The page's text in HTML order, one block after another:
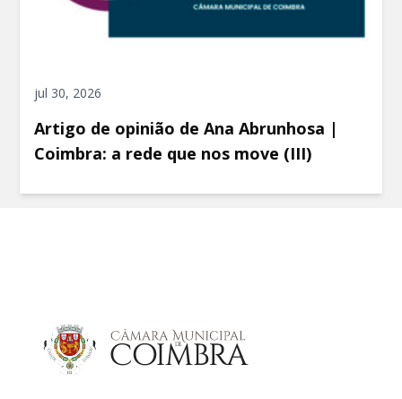
jul 30, 2026
Artigo de opinião de Ana Abrunhosa |
Coimbra: a rede que nos move (III)